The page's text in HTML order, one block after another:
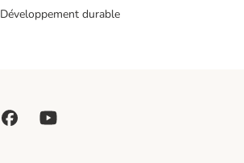
Développement durable